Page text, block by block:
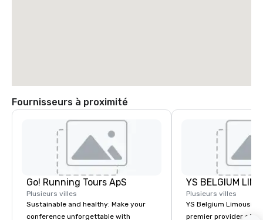
Fournisseurs à proximité
Go! Running Tours ApS
Plusieurs villes
Sustainable and healthy: Make your
conference unforgettable with
Plusieurs villes
YS Belgium
premier provider of